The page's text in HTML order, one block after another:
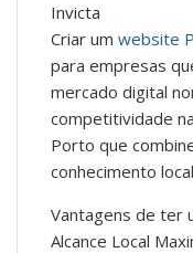
Invicta
Criar um website
para empresas
mercado digital
competitividade
Porto que
conhecimento
Vantagens de ter
Alcance Local